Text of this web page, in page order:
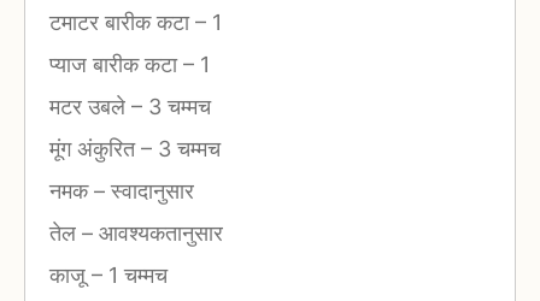
टमाटर बारीक कटा– 1
प्याज बारीक कटा– 1
मटर उबले – 3 चम्मच
मूंग अंकुरित– 3 चम्मच
नमक–स्वादानुसार
तेल – आवश्यकतानुसार
काजू – 1 चम्मच